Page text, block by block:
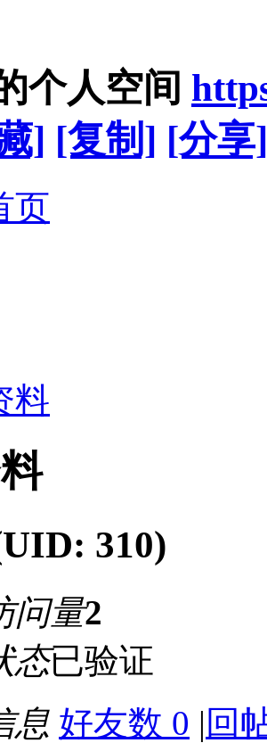
个人空间
] [复制] [分享]
页
料
310)
问量2
态已验证
息 好友数 0 | 回